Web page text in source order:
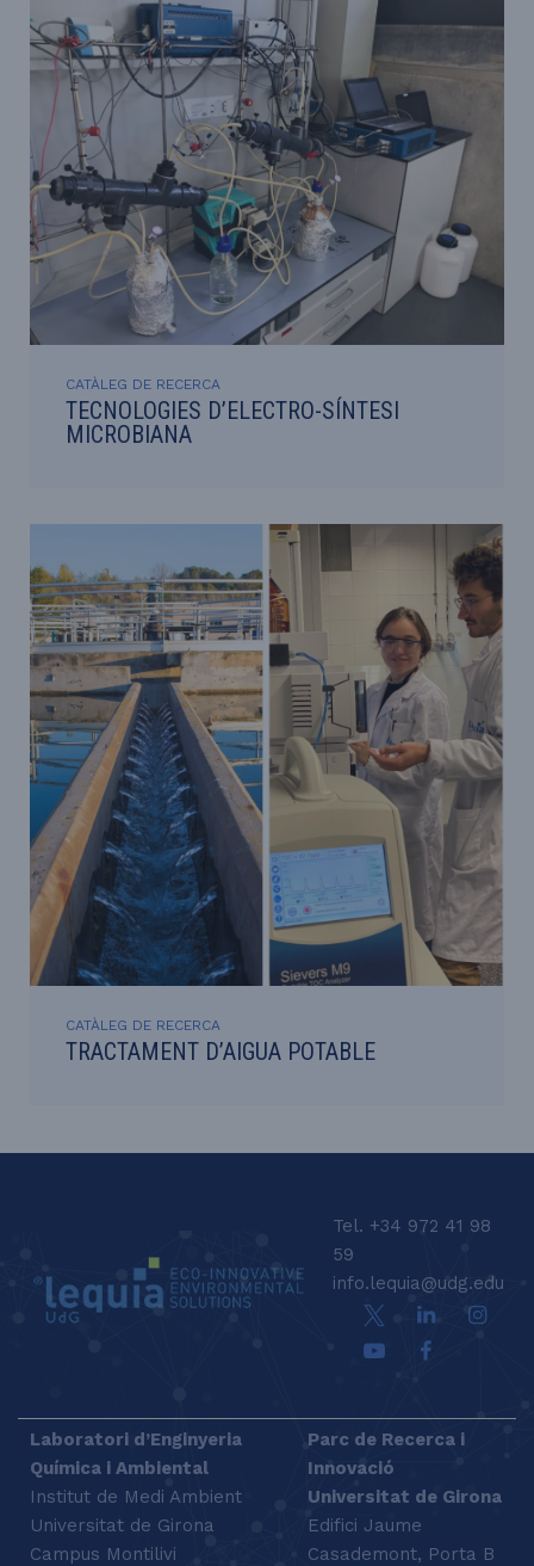
CATÀLEG DE RECERCA
TECNOLOGIES D’ELECTRO-SÍNTESI
MICROBIANA
CATÀLEG DE RECERCA
TRACTAMENT D’AIGUA POTABLE
Tel. +34 972 41 98
59
info.lequia@udg.edu
Laboratori d’Enginyeria
Química i Ambiental
Institut de Medi Ambient
Universitat de Girona
Campus Montilivi
Parc de Recerca i
Innovació
Universitat de Girona
Edifici Jaume
Casademont, Porta B